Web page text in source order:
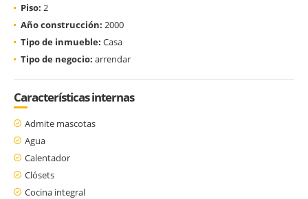
Piso: 2
Año construcción: 2000
Tipo de inmueble: Casa
Tipo de negocio: arrendar
Características internas
Admite mascotas
Agua
Calentador
Clósets
Cocina integral